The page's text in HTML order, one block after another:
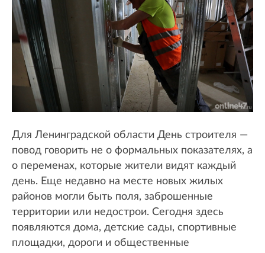
Для Ленинградской области День строителя —
повод говорить не о формальных показателях, а
о переменах, которые жители видят каждый
день. Еще недавно на месте новых жилых
районов могли быть поля, заброшенные
территории или недострои. Сегодня здесь
появляются дома, детские сады, спортивные
площадки, дороги и общественные